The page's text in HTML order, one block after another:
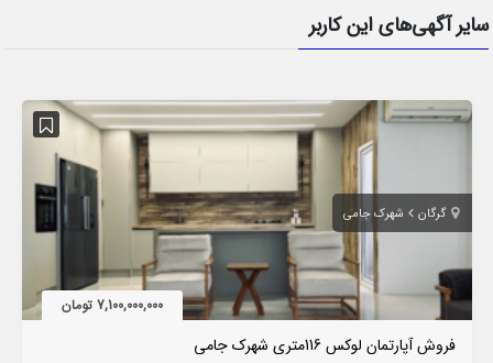
سایر آگهی‌های این کاربر
گرگان شهرک جامی
7,100,000,000 تومان
فروش آپارتمان لوکس 116متری شهرک جامی